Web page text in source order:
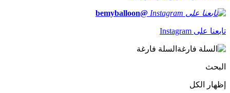
@bemyballoon
تابعنا على Instagram
السلة فارغة
البحث
إظهار الكل